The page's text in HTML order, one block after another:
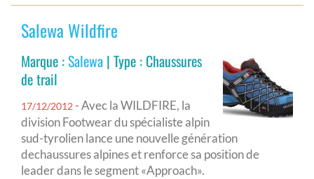
Salewa Wildfire
Marque :Salewa | Type : Chaussures
de trail
17/12/2012 - Avec la WILDFIRE, la
division Footwear du spécialiste alpin
sud-tyrolien lance une nouvelle génération
dechaussures alpines et renforce sa position de
leader dans le segment «Approach».